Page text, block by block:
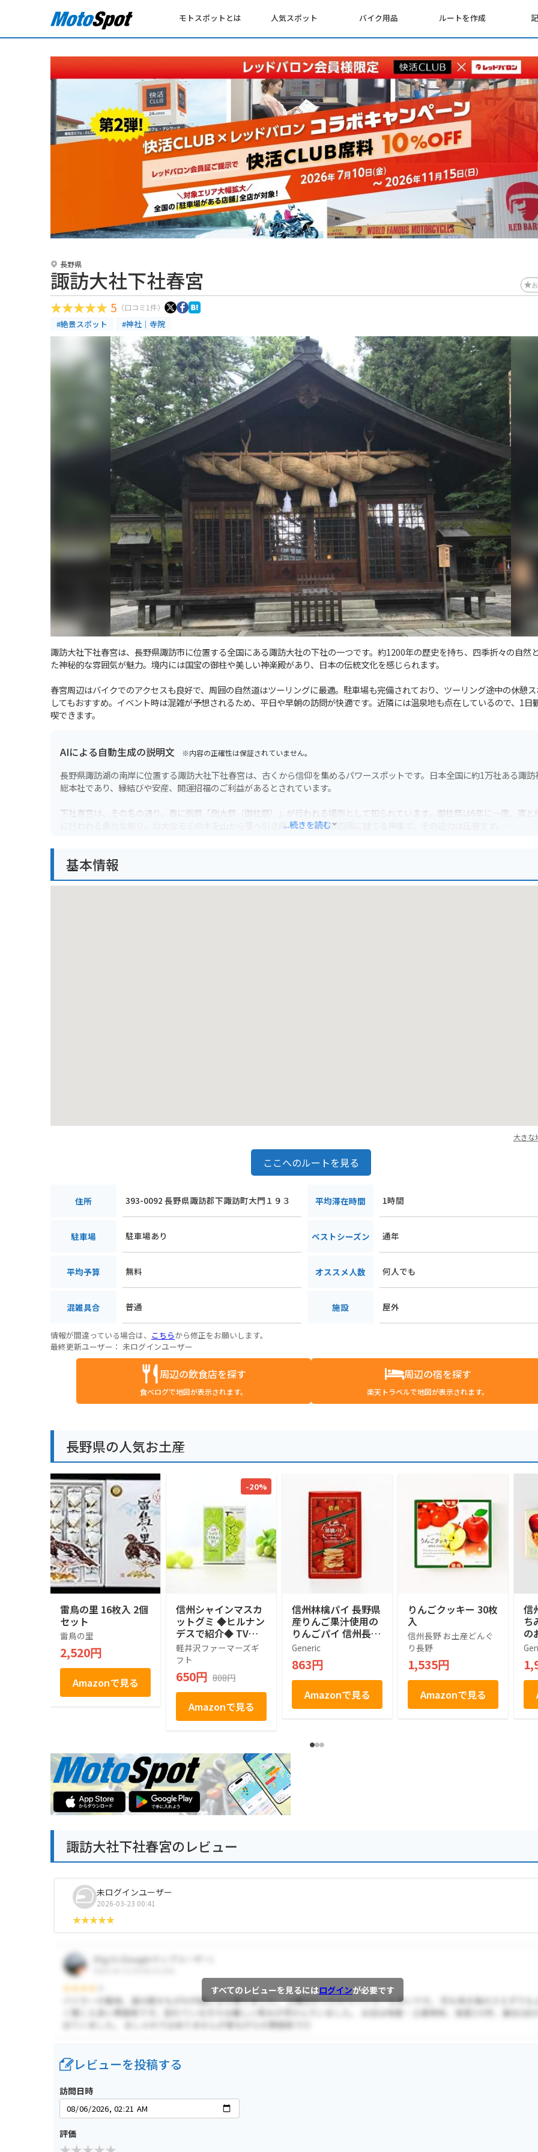
モトスポットとは 人気スポット バイク用品 ルートを作成
長野県
諏訪大社下社春宮
5 （口コミ1件）
#絶景スポット #神社｜寺院
諏訪大社下社春宮は、長野県諏訪市に位置する全国にある諏訪大社の下社の一つです。約1200年の歴史を持ち、四季折々の自然
た神秘的な雰囲気が魅力。境内には国宝の御柱や美しい神楽殿があり、日本の伝統文化を感じられます。
春宮周辺はバイクでのアクセスも良好で、周囲の自然道はツーリングに最適。駐車場も完備されており、ツーリング途中の休憩ス
してもおすすめ。イベント時は混雑が予想されるため、平日や早朝の訪問が快適です。近隣には温泉地も点在しているので、1日
喫できます。
AIによる自動生成の説明文 ※内容の正確性は保証されていません。
長野県諏訪湖の南岸に位置する諏訪大社下社春宮は、古くから信仰を集めるパワースポットです。日本全国に約1万社ある諏訪
総本社であり、縁結びや安産、開運招福のご利益があるとされています。
下社春宮は、その名の通り、春に例祭「例大祭（御柱祭）」が行われる場所として知られています。御柱祭は6年に一度、寅と
に行われる勇壮な祭り。巨大なモミの木を山から里へ引き降ろし、社殿の四隅に建てる神事で、その迫力は圧巻です。
す。静かな森に囲まれた境内を散策するだけでも、心が洗われるような清々しい気持ちになれるでしょう。
バイクでのアクセスも良好で、諏訪湖畔の景観を楽しみながらツーリングができます。春宮周辺には、おしゃれなカフェや、
...続きを読む
基本情報
大きな
ここへのルートを見る
住所 393-0092 長野県諏訪郡下諏訪町大門１９３ 平均滞在時間 1時間
駐車場 駐車場あり ベストシーズン 通年
平均予算 無料 オススメ人数 何人でも
混雑具合 普通 施設 屋外
情報が間違っている場合は、 こちらから修正をお願いします。
最終更新ユーザー： 未ログインユーザー
周辺の飲食店を探す
食べログで地図が表示されます。
周辺の宿を探す
楽天トラベルで地図が表示されます。
長野県の人気お土産
雷鳥の里 16枚入 2個
セット
雷鳥の里
2,520円
Amazonで見る
-20%
信州シャインマスカ
ットグミ ◆ヒルナン
デスで紹介◆ TVで
話題 売れ筋 人気ス
イーツ 人気 デザー
ト お取り寄せ お取
り寄せグルメ お菓子
駄菓子 個包装 グミ
ぶどう シャインマス
カット プレゼント
ギフト お土産 信州
ばらまき バラマキ
卒業 入学 新生活 ハ
ロウィン 母の日 父
の日 贈り物 お返し
かわいい きれい 軽
井沢ファーマーズギ
軽井沢ファーマーズギ
フト
650円 808円
Amazonで見る
信州林檎パイ 長野県
産りんご果汁使用の
りんごパイ 信州長野
のお土産 (1箱, 10個
入)
Generic
863円
Amazonで見る
りんごクッキー 30枚
入
信州長野 お土産どんぐ
り長野
1,535円
Amazonで見る
信
ち
の
(2
諏訪大社下社春宮のレビュー
未ログインユーザー
2026-03-23 00:41
すべてのレビューを見るにはログインが必要です
レビューを投稿する
訪問日時
評価